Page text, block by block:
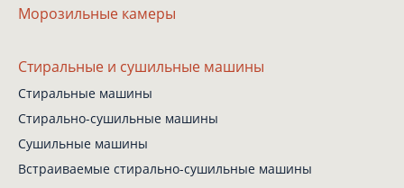
Морозильные камеры
Стиральные и сушильные машины
Стиральные машины
Стирально-сушильные машины
Сушильные машины
Встраиваемые стирально-сушильные машины